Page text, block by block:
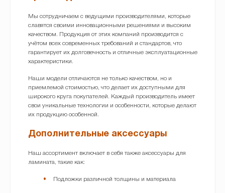
Мы сотрудничаем с ведущими производителями, которые
славятся своими инновационными решениями и высоким
качеством. Продукция от этих компаний производится с
учётом всех современных требований и стандартов, что
гарантирует их долговечность и отличные эксплуатационные
характеристики.
Наши модели отличаются не только качеством, но и
приемлемой стоимостью, что делает их доступными для
широкого круга покупателей. Каждый производитель имеет
свои уникальные технологии и особенности, которые делают
их продукцию особенной.
Дополнительные аксессуары
Наш ассортимент включает в себя также аксессуары для
ламината, такие как:
Подложки различной толщины и материала